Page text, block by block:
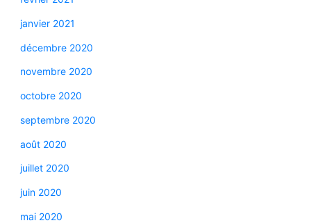
janvier 2021
décembre 2020
novembre 2020
octobre 2020
septembre 2020
août 2020
juillet 2020
juin 2020
mai 2020